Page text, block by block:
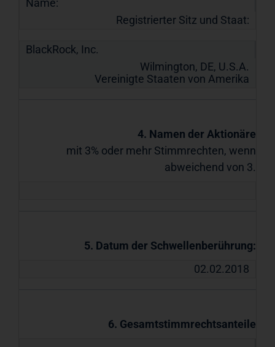
Name:
Registrierter Sitz und Staat:
BlackRock, Inc.
Wilmington, DE, U.S.A.
Vereinigte Staaten von Amerika
4. Namen der Aktionäre
mit 3% oder mehr Stimmrechten, wenn
abweichend von 3.
5. Datum der Schwellenberührung:
02.02.2018
6. Gesamtstimmrechtsanteile